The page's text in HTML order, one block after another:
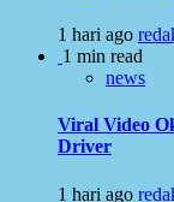
1 hari ago
1 min read
news
Viral Video
Driver
1 hari ago